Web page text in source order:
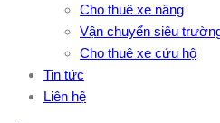
Cho thuê xe nâng
Vận chuyển siêu
Cho thuê xe cứu hộ
Tin tức
Liên hệ